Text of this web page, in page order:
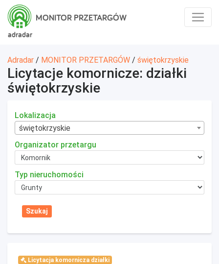
adradar
MONITOR PRZETARGÓW
Adradar / MONITOR PRZETARGÓW / świętokrzyskie
Licytacje komornicze: działki
świętokrzyskie
Lokalizacja
świętokrzyskie
Organizator przetargu
Typ nieruchomości
Licytacja komornicza działki